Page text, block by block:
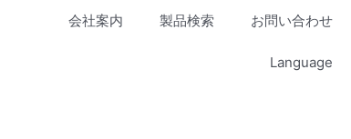
会社案内 製品検索 お問い合わせ
Language